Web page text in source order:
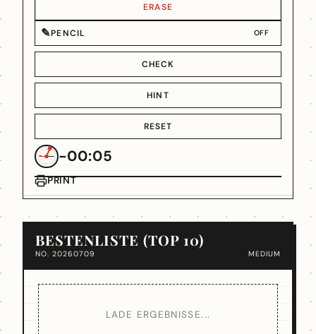
ERASE
✎PENCIL OFF
CHECK
HINT
RESET
-00:05
PRINT
BESTENLISTE (TOP 10)
NO. 20260709 MEDIUM
LADE ERGEBNISSE...